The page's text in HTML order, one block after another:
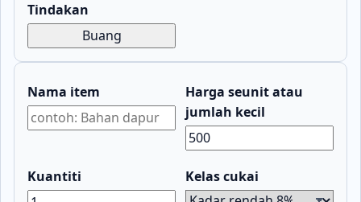
Tindakan
Buang
Nama item
Harga seunit atau
jumlah kecil
Kuantiti Kelas cukai